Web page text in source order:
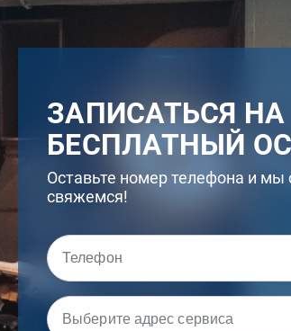
ЗАПИСАТЬСЯ НА
БЕСПЛАТНЫЙ
Оставьте номер телефона и мы
свяжемся!
Выберите адрес сервиса